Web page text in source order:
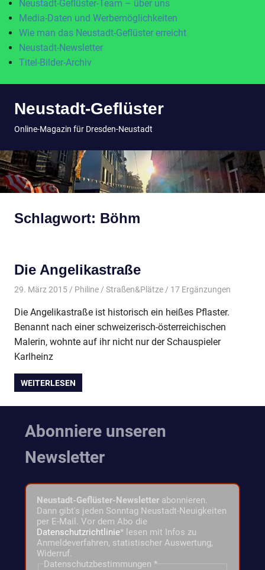
Neustadt-Geflüster-Team – über uns
Media-Daten und Werbemöglichkeiten
Wie man das Neustadt-Geflüster erreicht
Neustadt-Newsletter
Titel-Bilder-Archiv
InhaltNeustadt-Geflüster
Online-Magazin für Dresden-Neustadt
Schlagwort: Böhm
Die Angelikastraße
29. März 2015 Philine Straßen&Plätze/ 17 Ergänzungen
Die Angelikastraße ist historisch ein heißes Pflaster.
Benannt nach einer schweizerisch-österreichischen
Malerin, wohnte auf ihr nicht nur der Schauspieler
Karlheinz
WEITERLESEN
Abonniere unseren
Newsletter
Neustadt-Geflüster-Newsletter abonnieren.
Dann gibt's jeden Sonntag Neustadt-Neuigkeiten
per E-Mail. Vor dem Abo die
Datenschutzrichtlinie* lesen mit Infos zu
Anmeldeverfahren, statistischer Auswertung,
Widerruf.
Datenschutzbestimmungen *